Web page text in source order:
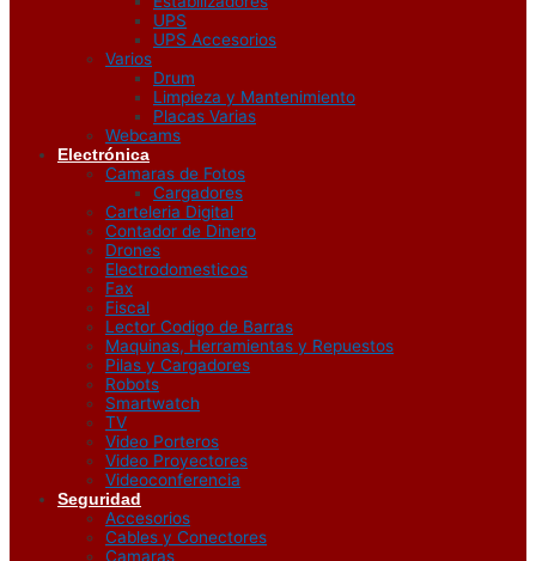
UPS
UPS Accesorios
Varios
Drum
Limpieza y Mantenimiento
Placas Varias
Webcams
Electrónica
Camaras de Fotos
Cargadores
Carteleria Digital
Contador de Dinero
Drones
Electrodomesticos
Fax
Fiscal
Lector Codigo de Barras
Maquinas, Herramientas y Repuestos
Pilas y Cargadores
Robots
Smartwatch
TV
Video Porteros
Video Proyectores
Videoconferencia
Seguridad
Accesorios
Cables y Conectores
Camaras